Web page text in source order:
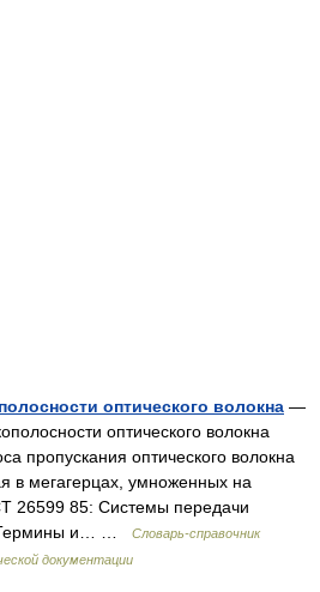
оптического волокна —
оптического волокна
пропускания оптического волокна
в мегагерцах, умноженных на
26599 85: Системы передачи
Термины и… …
Словарь-справочник
документации